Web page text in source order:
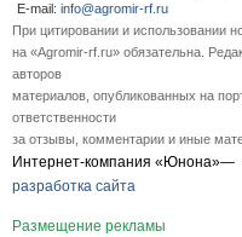
E-mail: info@agromir-rf.ru
При цитировании и использовании
на «Agromir-rf.ru» обязательна.
авторов
материалов, опубликованных на
ответственности
за отзывы, комментарии и иные
Интернет-компания «Юнона»—
разработка сайта
Размещение рекламы